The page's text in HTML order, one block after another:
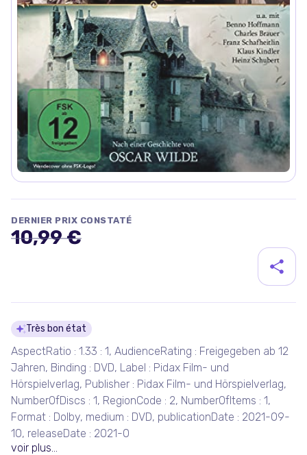
DERNIER PRIX CONSTATÉ
10,99 €
Détails du produit
Très bon état
AspectRatio : 1.33 : 1, AudienceRating : Freigegeben ab 12
Jahren, Binding : DVD, Label : Pidax Film- und
Hörspielverlag, Publisher : Pidax Film- und Hörspielverlag,
NumberOfDiscs : 1, RegionCode : 2, NumberOfItems : 1,
Format : Dolby, medium : DVD, publicationDate : 2021-09-
10, releaseDate : 2021-0
voir plus...